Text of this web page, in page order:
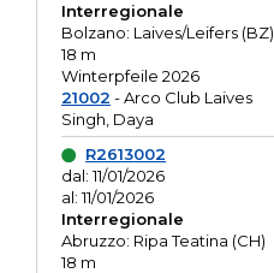
Interregionale
Bolzano: Laives/Leifers (BZ)
18 m
Winterpfeile 2026
21002 - Arco Club Laives
Singh, Daya
R2613002
dal: 11/01/2026
al: 11/01/2026
Interregionale
Abruzzo: Ripa Teatina (CH)
18 m